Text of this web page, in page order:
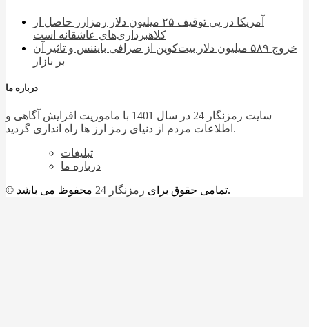
آمریکا در پی توقیف ۲۵ میلیون دلار رمزارز حاصل از
کلاهبرداری‌های عاشقانه است
خروج ۵۸۹ میلیون دلار بیت‌کوین از صرافی بایننس و تاثیر آن
بر بازار
درباره ما
سایت رمزنگار 24 در سال 1401 با ماموریت افزایش آگاهی و
اطلاعات مردم از دنیای رمز ارز ها راه اندازی گردید.
تبلیغات
درباره ما
© تمامی حقوق برای رمزنگار 24 محفوظ می باشد.